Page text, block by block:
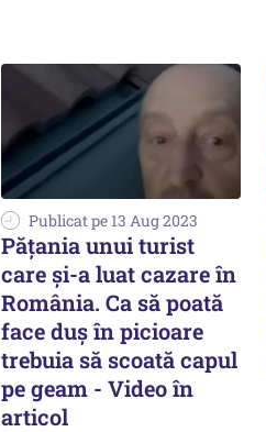
Publicat pe 13 Aug 2023
Pățania unui turist
care și-a luat cazare în
România. Ca să poată
face duș în picioare
trebuia să scoată capul
pe geam - Video în
articol